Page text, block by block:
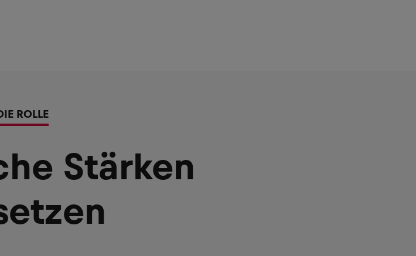
ROLLE
Stärken